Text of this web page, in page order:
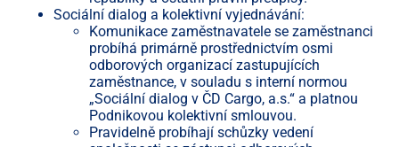
Sociální dialog a kolektivní vyjednávání:
Komunikace zaměstnavatele se zaměstnanci
probíhá primárně prostřednictvím osmi
odborových organizací zastupujících
zaměstnance, v souladu s interní normou
„Sociální dialog v ČD Cargo, a.s.“ a platnou
Podnikovou kolektivní smlouvou.
Pravidelně probíhají schůzky vedení